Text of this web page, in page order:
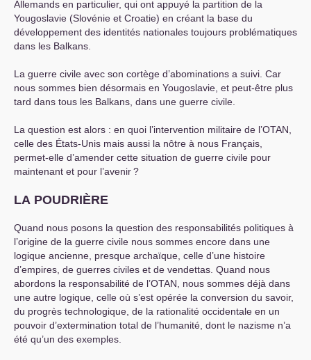
Allemands en particulier, qui ont appuyé la partition de la
Yougoslavie (Slovénie et Croatie) en créant la base du
développement des identités nationales toujours problématiques
dans les Balkans.
La guerre civile avec son cortège d’abominations a suivi. Car
nous sommes bien désormais en Yougoslavie, et peut-être plus
tard dans tous les Balkans, dans une guerre civile.
La question est alors : en quoi l’intervention militaire de l’OTAN
celle des États-Unis mais aussi la nôtre à nous Français,
permet-elle d’amender cette situation de guerre civile pour
maintenant et pour l’avenir?
LA POUDRIÈRE
Quand nous posons la question des responsabilités politiques à
l’origine de la guerre civile nous sommes encore dans une
logique ancienne, presque archaïque, celle d’une histoire
d’empires, de guerres civiles et de vendettas. Quand nous
abordons la responsabilité de l’OTAN , nous sommes déjà dans
une autre logique, celle où s’est opérée la conversion du savoir,
du progrès technologique, de la rationalité occidentale en un
pouvoir d’extermination total de l’humanité, dont le nazisme n’a
été qu’un des exemples.